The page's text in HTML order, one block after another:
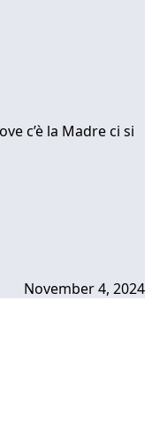
c’è la Madre ci si
November 4, 2024